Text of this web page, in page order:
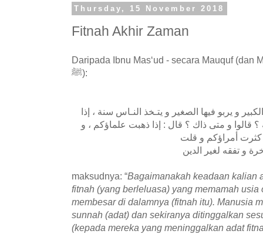
Thursday, 15 November 2018
Fitnah Akhir Zaman
Daripada Ibnu Mas‘ud - secara Mauquf (dan
ﷺ):
و يربو فيها الصغير و يتـخذ النـاس سنة ، إذا
قالوا و متى ذاك ؟ قال : إذا ذهبت علماؤكم ، و
maksudnya: “Bagaimanakah keadaan kalian
fitnah (yang berleluasa) yang memamah usia
membesar di dalamnya (fitnah itu). Manusia
sunnah (adat) dan sekiranya ditinggalkan
(kepada mereka yang meninggalkan adat